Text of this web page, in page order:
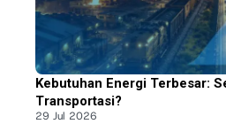
Kebutuhan Energi Terbesar:
Transportasi?
29 Jul 2026